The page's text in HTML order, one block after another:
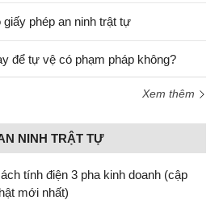
phép an ninh trật tự
để tự vệ có phạm pháp không?
Xem thêm
NINH TRẬT TỰ
tính điện 3 pha kinh doanh (cập
mới nhất)